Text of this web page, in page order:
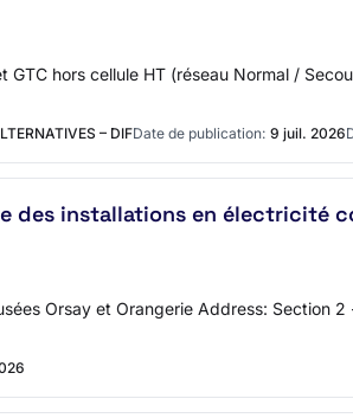
hors cellule HT (réseau Normal /
– DIFDate de publication: 9 juil. 2026
des installations en électricité
Orsay et Orangerie Address: Section